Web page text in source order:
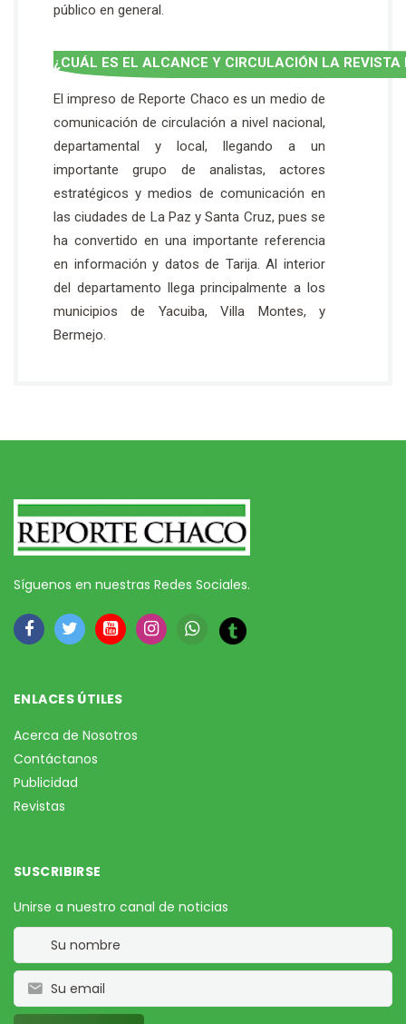
público en general.
¿CUÁL ES EL ALCANCE Y CIRCULACIÓN LA REVISTA
El impreso de Reporte Chaco es un medio de
comunicación de circulación a nivel nacional,
departamental y local, llegando a un
importante grupo de analistas, actores
estratégicos y medios de comunicación en
las ciudades de La Paz y Santa Cruz, pues se
ha convertido en una importante referencia
en información y datos de Tarija. Al interior
del departamento llega principalmente a los
municipios de Yacuiba, Villa Montes, y
Bermejo.
Síguenos en nuestras Redes Sociales.
ENLACES ÚTILES
Acerca de Nosotros
Contáctanos
Publicidad
Revistas
SUSCRIBIRSE
Unirse a nuestro canal de noticias